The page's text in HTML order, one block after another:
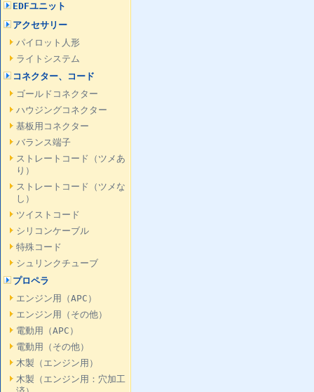
EDFユニット
アクセサリー
パイロット人形
ライトシステム
コネクター、コード
ゴールドコネクター
ハウジングコネクター
基板用コネクター
バランス端子
ストレートコード（ツメあ
り）
ストレートコード（ツメな
し）
ツイストコード
シリコンケーブル
特殊コード
シュリンクチューブ
プロペラ
エンジン用（APC）
エンジン用（その他）
電動用（APC）
電動用（その他）
木製（エンジン用）
木製（エンジン用：穴加工